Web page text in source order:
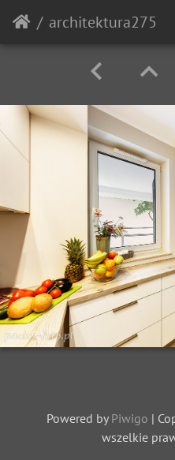
architektura275
Powered by Piwigo |
wszelkie